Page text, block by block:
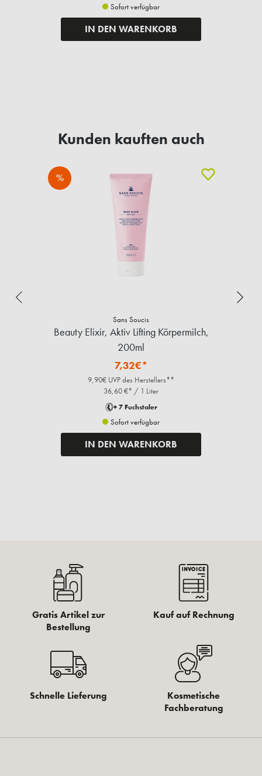
Sofort verfügbar
IN DEN WARENKORB
Kunden kauften auch
%
Sans Soucis
Beauty Elixir, Aktiv Lifting Körpermilch,
200ml
7,32€*
9,90€ UVP des Herstellers**
36,60 €* / 1 Liter
+ 7 Fuchstaler
Sofort verfügbar
IN DEN WARENKORB
Gratis Artikel zur
Bestellung
Kauf auf Rechnung
Schnelle Lieferung
Kosmetische
Fachberatung